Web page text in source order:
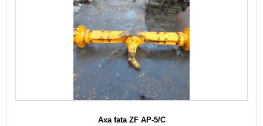
Axa fata ZF AP-5/C